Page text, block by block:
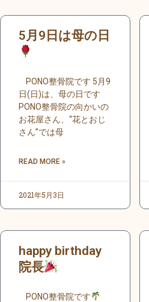
容
5月9日は母の日
PONO整骨院です 5月9
日(日)は、母の日です
PONO整骨院の向かいの
お花屋さん、“花とおじ
さん”では母
READ MORE »
2021年5月3日
happy birthday
院長
PONO整骨院です
ー
ジ
ー
ー
ー
ー
ペペ